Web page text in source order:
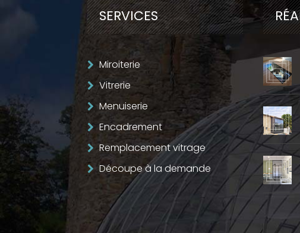
SERVICES
Miroiterie
Vitrerie
Menuiserie
Encadrement
Remplacement vitrage
Découpe à la demande